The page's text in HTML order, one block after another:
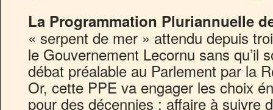
La Programmation Pluriannuelle
« serpent de mer » attendu depuis
le Gouvernement Lecornu sans qu’il
débat préalable au Parlement par la
Or, cette PPE va engager les choix
pour des décennies : affaire à suivre